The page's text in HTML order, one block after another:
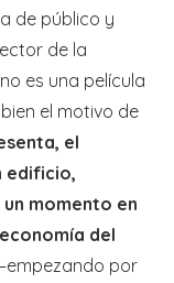
de público y
de la
es una película
el motivo de
el
edificio,
momento en
del
por